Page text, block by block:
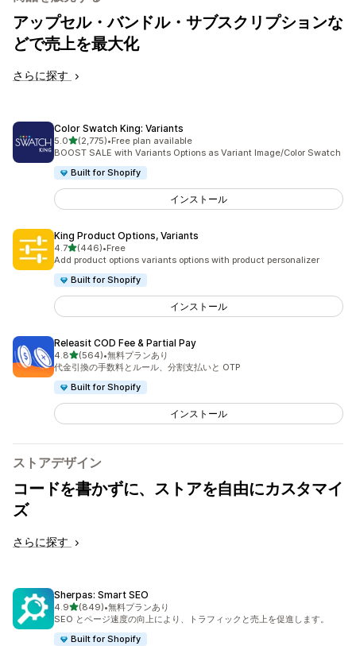
アップセル・バンドル・サブスクリプションな
どで売上を最大化
さらに探す
Color Swatch King: Variants
5.05つ星中
(2,775)
合計レビュー数：2775件
•Free plan available
BOOST SALE with Variants Options as Variant Image/Color Swatch
Built for Shopify
インストール
King Product Options, Variants
4.75つ星中
(446)
合計レビュー数：446件
•Free
Add product options variants options with product personalizer
Built for Shopify
インストール
Releasit COD Fee & Partial Pay
4.85つ星中
(564)
合計レビュー数：564件
•無料プランあり
代金引換の手数料とルール、分割支払いと OTP
Built for Shopify
インストール
ストアデザイン
コードを書かずに、ストアを自由にカスタマイ
ズ
さらに探す
Sherpas: Smart SEO
4.95つ星中
(849)
合計レビュー数：849件
•無料プランあり
SEO とページ速度の向上により、トラフィックと売上を促進します。
Built for Shopify